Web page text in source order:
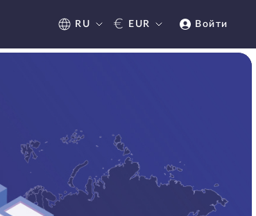
RU € EUR Войти